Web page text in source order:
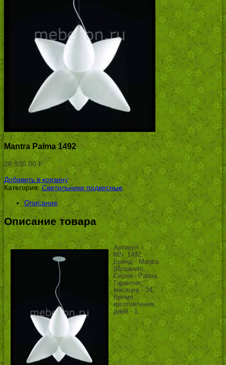
Mantra Palma 1492
26,935.00Р
УБ.
Добавить в корзину
Категория:Светильники подвесные.
Описание
Описание товара
Артикул -
MN_1492,
Бренд - Mantra
(Испания),
Серия - Palma,
Гарантия,
месяцев - 24,
Время
изготовления,
дней - 1,